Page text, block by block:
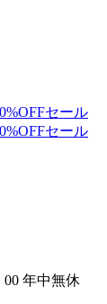
00 年中無休